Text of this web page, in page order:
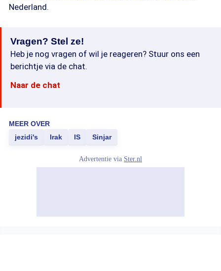
Nederland.
Vragen? Stel ze!
Heb je nog vragen of wil je reageren? Stuur ons een
berichtje via de chat.
Naar de chat
MEER OVER
jezidi's
Irak IS Sinjar
Advertentie via Ster.nl